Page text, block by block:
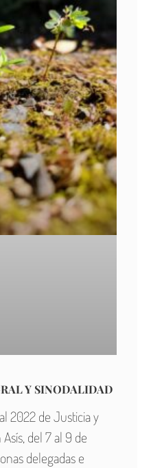
Y SINODALIDAD
2022 de Justicia y
del 7 al 9 de
delegadas e